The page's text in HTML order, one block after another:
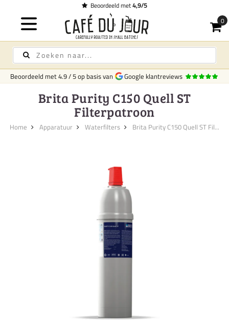
Beoordeeld met4,9/5
Beoordeeld met4.9/5op basis van Google klantreviews
Brita Purity C150 Quell ST
Filterpatroon
Home Apparatuur Waterfilters Brita Purity C150 Quell ST Fil...